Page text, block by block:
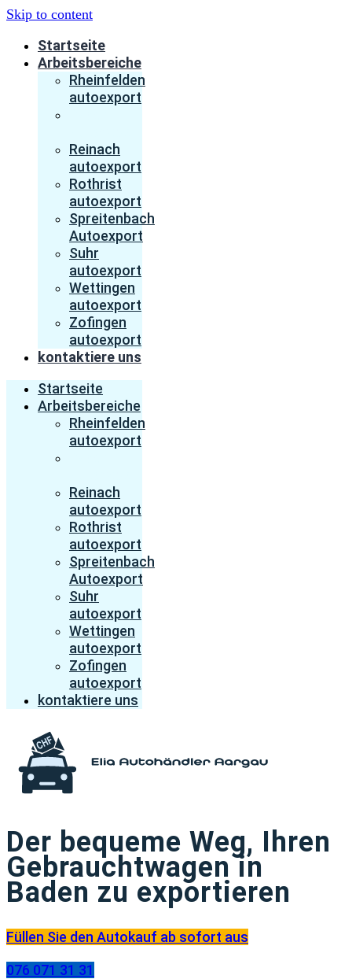
Skip to content
Startseite
Arbeitsbereiche
Rheinfelden
autoexport
Reinach
autoexport
Rothrist
autoexport
Spreitenbach
Autoexport
Suhr
autoexport
Wettingen
autoexport
Zofingen
autoexport
kontaktiere uns
Startseite
Arbeitsbereiche
Rheinfelden
autoexport
Reinach
autoexport
Rothrist
autoexport
Spreitenbach
Autoexport
Suhr
autoexport
Wettingen
autoexport
Zofingen
autoexport
kontaktiere uns
Der bequeme Weg, Ihren
Gebrauchtwagen in
Baden zu exportieren
Füllen Sie den Autokauf ab sofort aus
076 071 31 31